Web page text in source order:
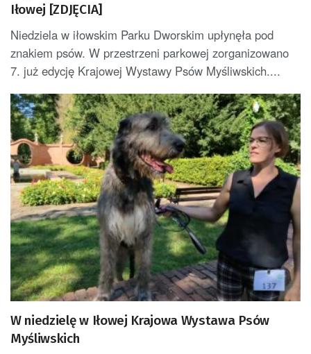
Iłowej [ZDJĘCIA]
Niedziela w iłowskim Parku Dworskim upłynęła pod
znakiem psów. W przestrzeni parkowej zorganizowano
7. już edycję Krajowej Wystawy Psów Myśliwskich....
W niedzielę w Iłowej Krajowa Wystawa Psów
Myśliwskich